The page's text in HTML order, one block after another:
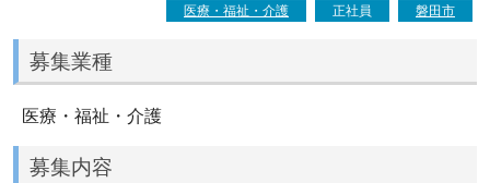
医療・福祉・介護 正社員 磐田市
募集業種
医療・福祉・介護
募集内容